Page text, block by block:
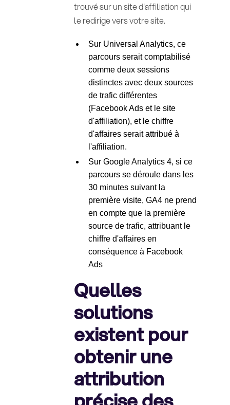
trouvé sur un site d'affiliation qui
le redirige vers votre site.
Sur Universal Analytics, ce
parcours serait comptabilisé
comme deux sessions
distinctes avec deux sources
de trafic différentes
(Facebook Ads et le site
d'affiliation), et le chiffre
d'affaires serait attribué à
l'affiliation.
Sur Google Analytics 4, si ce
parcours se déroule dans les
30 minutes suivant la
première visite, GA4 ne prend
en compte que la première
source de trafic, attribuant le
chiffre d'affaires en
conséquence à Facebook
Ads
Quelles
solutions
existent pour
obtenir une
attribution